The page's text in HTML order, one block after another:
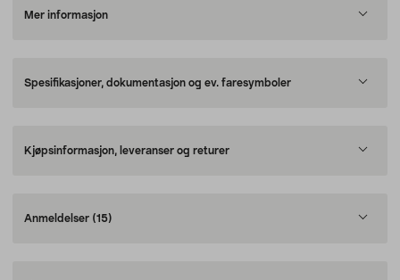
Mer informasjon
Spesifikasjoner, dokumentasjon og ev. faresymboler
Kjøpsinformasjon, leveranser og returer
Anmeldelser (15)